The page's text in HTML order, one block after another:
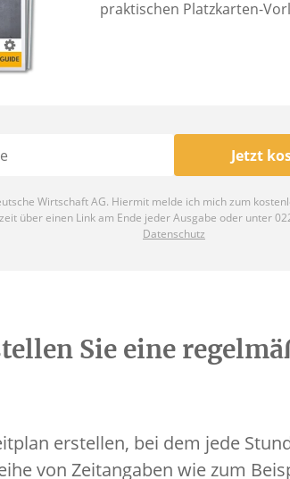
Sie eine
erstellen, bei dem jede
von Zeitangaben wie zum